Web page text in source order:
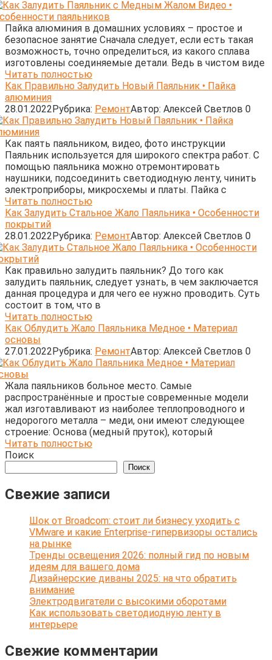
Пайка алюминия в домашних условиях – простое и
безопасное занятие Сначала следует, если есть такая
возможность, точно определиться, из какого сплава
изготовлены соединяемые детали. Ведь в чистом виде
Читать полностью
Как Правильно Залудить Новый Паяльник • Пайка
алюминия
28.01.2022Рубрика: РемонтАвтор: Алексей Светлов 0
Как паять паяльником, видео, фото инструкции
Паяльник используется для широкого спектра работ. С
помощью паяльника можно отремонтировать
наушники, подсоединить светодиодную ленту, чинить
электроприборы, микросхемы и платы. Пайка с
Читать полностью
Как Залудить Стальное Жало Паяльника • Особенности
покрытий
28.01.2022Рубрика: РемонтАвтор: Алексей Светлов 0
Как правильно залудить паяльник? До того как
залудить паяльник, следует узнать, в чем заключается
данная процедура и для чего ее нужно проводить. Суть
состоит в том, что в
Читать полностью
Как Облудить Жало Паяльника Медное • Материал
основы
27.01.2022Рубрика: РемонтАвтор: Алексей Светлов 0
Жала паяльников больное место. Самые
распространённые и простые современные модели
жал изготавливают из наиболее теплопроводного и
недорогого металла – меди, они имеют следующее
строение: Основа (медный пруток), который
Читать полностью
Поиск
Поиск
Свежие записи
Шок от Broadcom: стоит ли бизнесу уходить с
VMware и какие Enterprise-гипервизоры остались
на рынке
Тренды освещения 2026: полный гид по новым
идеям для вашего дома
Дизайнерские диваны 2025: на что обратить
внимание
Электродвигатели с высокими оборотами
Как использовать светодиодную ленту в
интерьере
Свежие комментарии